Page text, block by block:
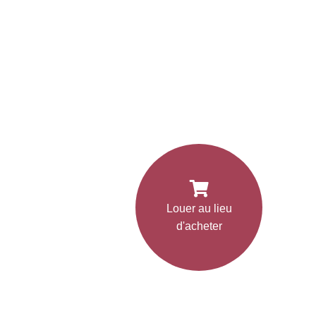
Louer au lieu
d'acheter